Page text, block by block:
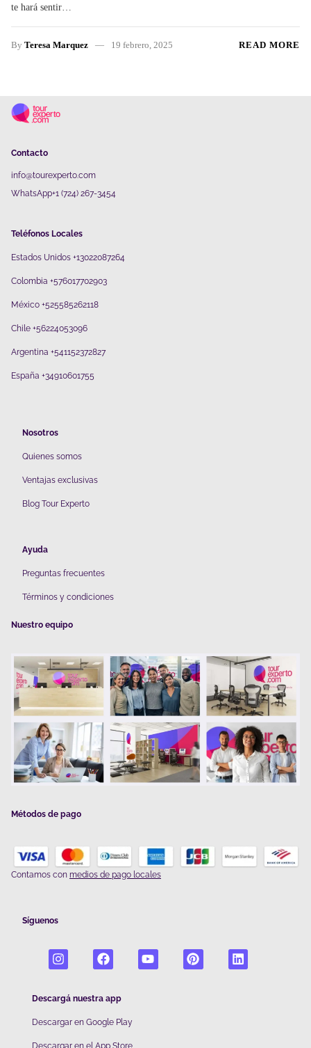
te hará sentir…
By Teresa Marquez 19 febrero, 2025 READ MORE
Contacto
info@tourexperto.com
WhatsApp+1 (724) 267-3454
Teléfonos Locales
Estados Unidos +13022087264
Colombia +576017702903
México +525585262118
Chile +56224053096
Argentina +541152372827
España +34910601755
Nosotros
Quienes somos
Ventajas exclusivas
Blog Tour Experto
Ayuda
Preguntas frecuentes
Términos y condiciones
Nuestro equipo
Métodos de pago
Contamos con medios de pago locales
Síguenos
Descargá nuestra app
Descargar en Google Play